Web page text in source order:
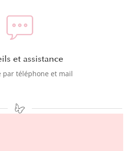
et assistance
par téléphone et mail